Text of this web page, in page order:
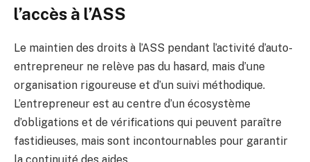
l’accès à l’ASS
Le maintien des droits à l’ASS pendant l’activité d’auto-
entrepreneur ne relève pas du hasard, mais d’une
organisation rigoureuse et d’un suivi méthodique.
L’entrepreneur est au centre d’un écosystème
d’obligations et de vérifications qui peuvent paraître
fastidieuses, mais sont incontournables pour garantir
la continuité des aides.